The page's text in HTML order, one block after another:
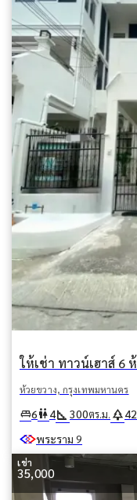
ห้วยขวาง, กรุงเทพมหานคร
king_bed6wc4square_foot 300ตร.ม. park42
พระราม 9
เช่า
35,000